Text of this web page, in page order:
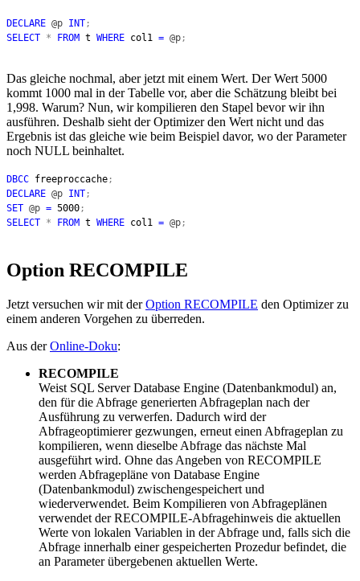
DECLARE @p INT;
SELECT * FROM t WHERE col1 = @p;
Das gleiche nochmal, aber jetzt mit einem Wert. Der Wert 5000
kommt 1000 mal in der Tabelle vor, aber die Schätzung bleibt bei
1,998. Warum? Nun, wir kompilieren den Stapel bevor wir ihn
ausführen. Deshalb sieht der Optimizer den Wert nicht und das
Ergebnis ist das gleiche wie beim Beispiel davor, wo der Parameter
noch NULL beinhaltet.
DBCC freeproccache;
DECLARE @p INT;
SET @p = 5000;
SELECT * FROM t WHERE col1 = @p;
Option RECOMPILE
Jetzt versuchen wir mit derOption RECOMPILE den Optimizer zu
einem anderen Vorgehen zu überreden.
Aus derOnline-Doku:
RECOMPILE
Weist SQL Server Database Engine (Datenbankmodul) an,
den für die Abfrage generierten Abfrageplan nach der
Ausführung zu verwerfen. Dadurch wird der
Abfrageoptimierer gezwungen, erneut einen Abfrageplan zu
kompilieren, wenn dieselbe Abfrage das nächste Mal
ausgeführt wird. Ohne das Angeben von RECOMPILE
werden Abfragepläne von Database Engine
(Datenbankmodul) zwischengespeichert und
wiederverwendet. Beim Kompilieren von Abfrageplänen
verwendet der RECOMPILE-Abfragehinweis die aktuellen
Werte von lokalen Variablen in der Abfrage und, falls sich die
Abfrage innerhalb einer gespeicherten Prozedur befindet, die
an Parameter übergebenen aktuellen Werte.